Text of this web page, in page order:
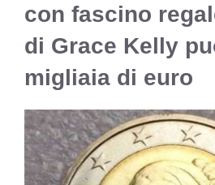
con fascino
di Grace Kelly
migliaia di euro